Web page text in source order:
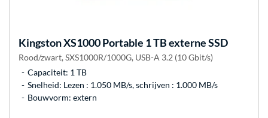
KingstonXS1000 Portable 1 TB externe SSD
Rood/zwart, SXS1000R/1000G, USB-A 3.2 (10 Gbit/s)
Capaciteit: 1 TB
Snelheid: Lezen : 1.050 MB/s, schrijven : 1.000 MB/s
Bouwvorm: extern